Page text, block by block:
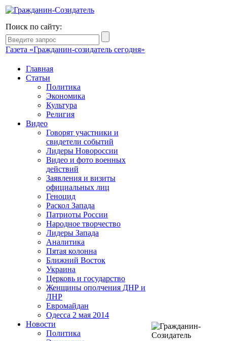
Поиск по сайту:
Газета «Гражданин-созидатель сегодня»
Главная
Статьи
Политика
Экономика
Культура
Религия
Видео
Говорят участники и
свидетели событий
Лидеры Новороссии
Видео и фото военных
действий
Заявления и визиты
официальных лиц
Геноцид
Раскол Запада
Патриоты России
Народное творчество
Лидеры Запада
Аналитика
Пятая колонна
Ближний Восток
Украина
Церковь и государство
Женщины ополчения ДНР и
ЛНР
Евромайдан
Одесса 2 мая 2014
Новости
Политика